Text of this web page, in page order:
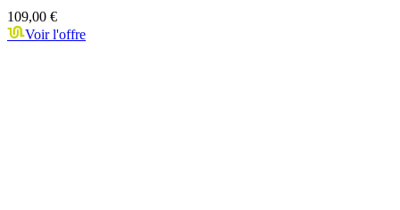
109,00 €
Voir l'offre